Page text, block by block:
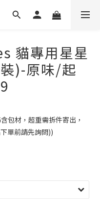
貓專用星星
)-原味/起
包材，超重需拆件寄出，
單前請先詢問))